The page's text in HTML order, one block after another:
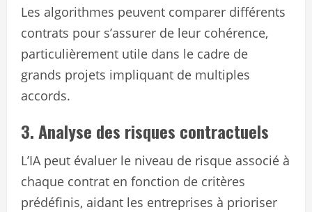
Les algorithmes peuvent comparer différents
contrats pour s’assurer de leur cohérence,
particulièrement utile dans le cadre de
grands projets impliquant de multiples
accords.
3. Analyse des risques contractuels
L’IA peut évaluer le niveau de risque associé à
chaque contrat en fonction de critères
prédéfinis, aidant les entreprises à prioriser